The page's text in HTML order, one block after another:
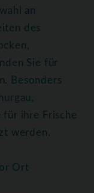
an
des
Sie für
Besonders
ihre Frische
werden.
Ort